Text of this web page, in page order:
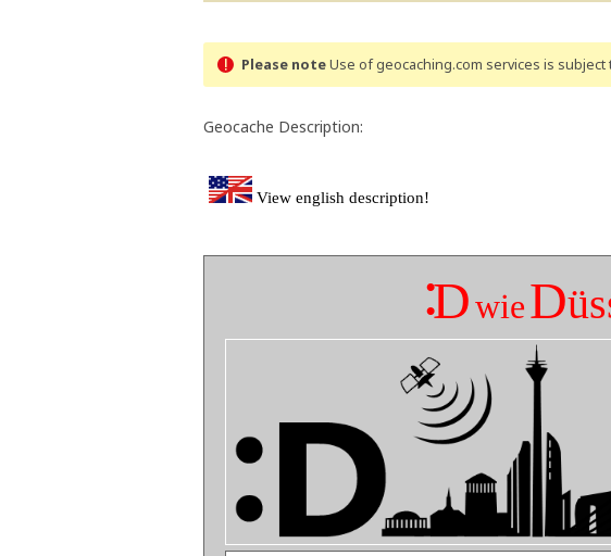
Please noteUse of geocaching.com services is
Geocache Description:
View english description!
:DwieD